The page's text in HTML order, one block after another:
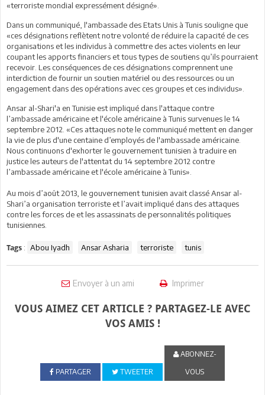
«terroriste mondial expressément désigné».
Dans un communiqué, l'ambassade des Etats Unis à Tunis souligne que
«ces désignations reflètent notre volonté de réduire la capacité de ces
organisations et les individus à commettre des actes violents en leur
coupant les apports financiers et tous types de soutiens qu’ils pourraient
recevoir. Les conséquences de ces désignations comprennent une
interdiction de fournir un soutien matériel ou des ressources ou un
engagement dans des opérations avec ces groupes et ces individus».
Ansar al-Shari'a en Tunisie est impliqué dans l'attaque contre
l’ambassade américaine et l'école américaine à Tunis survenues le 14
septembre 2012. «Ces attaques note le communiqué mettent en danger
la vie de plus d'une centaine d’employés de l'ambassade américaine.
Nous continuons d'exhorter le gouvernement tunisien à traduire en
justice les auteurs de l'attentat du 14 septembre 2012 contre
l’ambassade américaine et l'école américaine à Tunis».
Au mois d’août 2013, le gouvernement tunisien avait classé Ansar al-
Shari’a organisation terroriste et l’avait impliqué dans des attaques
contre les forces de et les assassinats de personnalités politiques
tunisiennes.
Tags : Abou Iyadh Ansar Asharia terroriste tunis
Envoyer à un ami Imprimer
VOUS AIMEZ CET ARTICLE ? PARTAGEZ-LE AVEC
VOS AMIS !
PARTAGER TWEETER
ABONNEZ-
VOUS